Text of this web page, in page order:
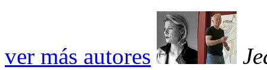
ver más autores